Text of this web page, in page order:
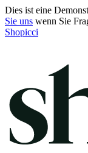
Dies ist eine
Sie uns wenn Sie
Shopicci